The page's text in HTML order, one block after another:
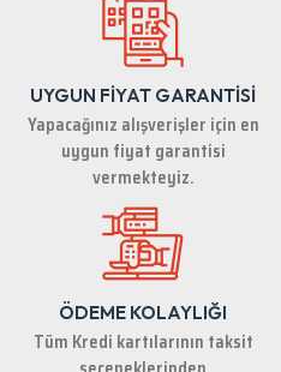
Ürün resmi kalitesiz, bozuk veya
Ürün açıklamasında eksik bilgiler
Ürün bilgilerinde hatalar bulunuyor.
Ürün fiyatı diğer sitelerden daha
Bu ürüne benzer farklı alternatifler
UYGUN FİYAT GARANTİSİ
Yapacağınız alışverişler için en
uygun fiyat garantisi
vermekteyiz.
ÖDEME KOLAYLIĞI
Tüm Kredi kartılarının taksit